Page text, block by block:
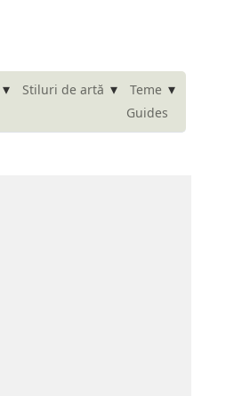
▾ Stiluri de artă ▾ Teme ▾
Guides